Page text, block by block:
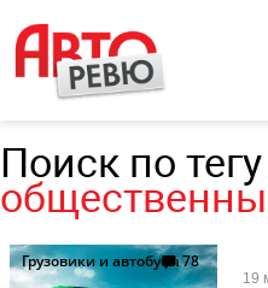
Поиск по тегу
Грузовики и автобусы78
19